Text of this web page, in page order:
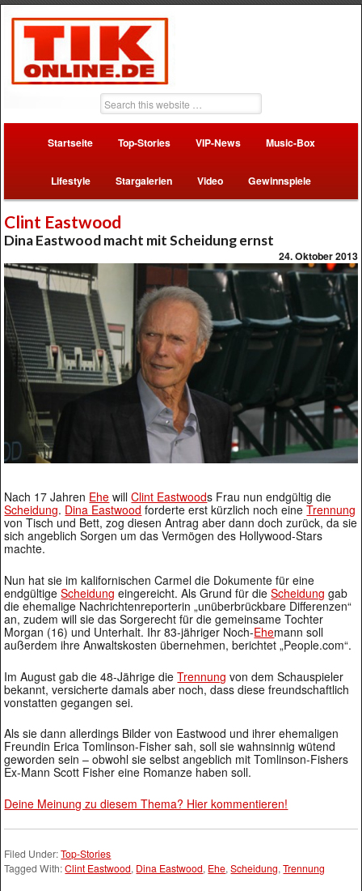
Startseite Top-Stories VIP-News Music-Box
Lifestyle Stargalerien Video Gewinnspiele
Clint Eastwood
Dina Eastwood macht mit Scheidung ernst
24. Oktober 2013
Nach 17 Jahren Ehe willClint Eastwoods Frau nun endgültig die
Scheidung. Dina Eastwood forderte erst kürzlich noch eineTrennung
von Tisch und Bett, zog diesen Antrag aber dann doch zurück, da sie
sich angeblich Sorgen um das Vermögen des Hollywood-Stars
machte.
Nun hat sie im kalifornischen Carmel die Dokumente für eine
endgültigeScheidung eingereicht. Als Grund für dieScheidung gab
die ehemalige Nachrichtenreporterin „unüberbrückbare Differenzen“
an, zudem will sie das Sorgerecht für die gemeinsame Tochter
Morgan (16) und Unterhalt. Ihr 83-jähriger Noch-Ehemann soll
außerdem ihre Anwaltskosten übernehmen, berichtet „People.com“.
Im August gab die 48-Jährige dieTrennung von dem Schauspieler
bekannt, versicherte damals aber noch, dass diese freundschaftlich
vonstatten gegangen sei.
Als sie dann allerdings Bilder von Eastwood und ihrer ehemaligen
Freundin Erica Tomlinson-Fisher sah, soll sie wahnsinnig wütend
geworden sein – obwohl sie selbst angeblich mit Tomlinson-Fishers
Ex-Mann Scott Fisher eine Romanze haben soll.
Deine Meinung zu diesem Thema? Hier kommentieren!
Filed Under:Top-Stories
Tagged With:Clint Eastwood, Dina Eastwood, Ehe,Scheidung,Trennung